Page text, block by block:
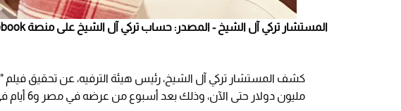
المستشار تركي آل الشيخ - المصدر: حساب تركي آل الشيخ على منصة facebook
كشف المستشار تركي آل الشيخ، رئيس هيئة الترفيه، عن تحقيق فيلم "
مليون دولار حتى الآن، وذلك بعد أسبوع من عرضه في مصر و6 أيام في السعودية.